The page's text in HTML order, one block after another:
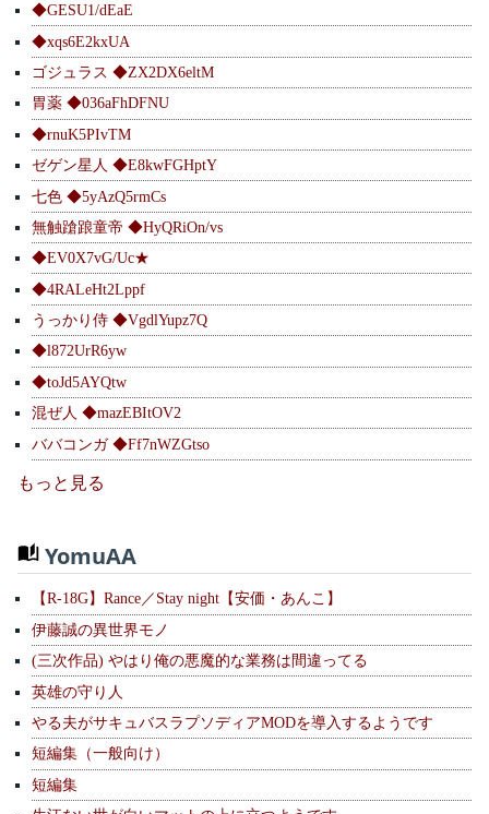
◆GESU1/dEaE
◆xqs6E2kxUA
ゴジュラス ◆ZX2DX6eltM
胃薬 ◆036aFhDFNU
◆rnuK5PIvTM
ゼゲン星人 ◆E8kwFGHptY
七色 ◆5yAzQ5rmCs
無触蹌踉童帝 ◆HyQRiOn/vs
◆EV0X7vG/Uc★
◆4RALeHt2Lppf
うっかり侍 ◆VgdlYupz7Q
◆l872UrR6yw
◆toJd5AYQtw
混ぜ人 ◆mazEBItOV2
ババコンガ ◆Ff7nWZGtso
もっと見る
YomuAA
【R-18G】Rance／Stay night【安価・あんこ】
伊藤誠の異世界モノ
(三次作品) やはり俺の悪魔的な業務は間違ってる
英雄の守り人
やる夫がサキュバスラプソディアMODを導入するようです
短編集（一般向け）
短編集